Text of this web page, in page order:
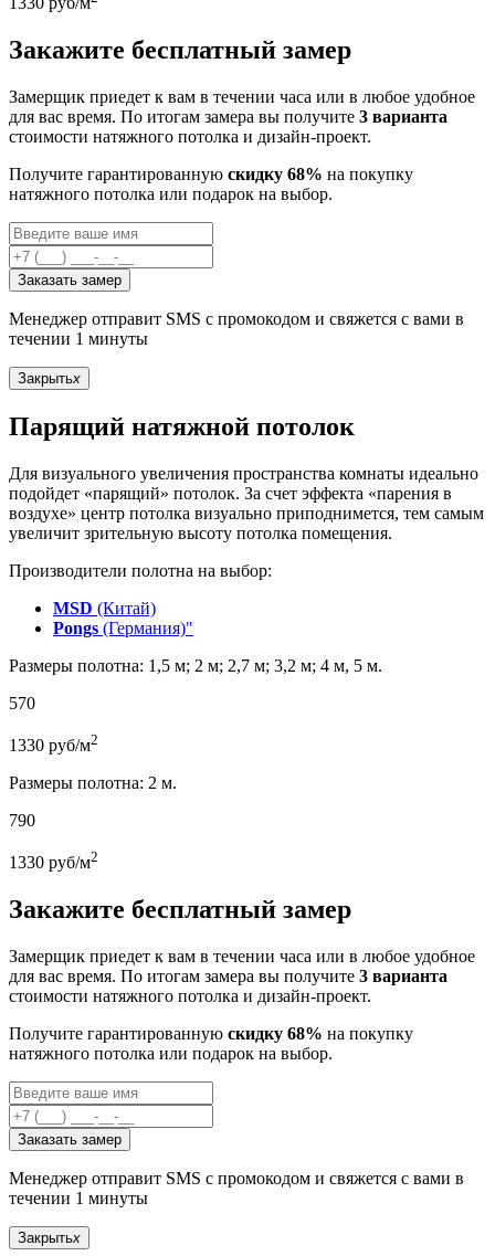
Закажите бесплатный замер
Замерщик приедет к вам в течении часа или в любое удобное
для вас время. По итогам замера вы получите 3 варианта
стоимости натяжного потолка и дизайн-проект.
Получите гарантированную скидку 68% на покупку
натяжного потолка или подарок на выбор.
Заказать замер
Менеджер отправит SMS с промокодом и свяжется с вами в
течении 1 минуты
Закрытьx
Парящий натяжной потолок
Для визуального увеличения пространства комнаты идеально
подойдет «парящий» потолок. За счет эффекта «парения в
воздухе» центр потолка визуально приподнимется, тем самым
увеличит зрительную высоту потолка помещения.
Производители полотна на выбор:
MSD (Китай)
Pongs (Германия)"
Размеры полотна: 1,5 м; 2 м; 2,7 м; 3,2 м; 4 м, 5 м.
570
1330 руб/м2
Размеры полотна: 2 м.
790
1330 руб/м2
Закажите бесплатный замер
Замерщик приедет к вам в течении часа или в любое удобное
для вас время. По итогам замера вы получите 3 варианта
стоимости натяжного потолка и дизайн-проект.
Получите гарантированную скидку 68% на покупку
натяжного потолка или подарок на выбор.
Заказать замер
Менеджер отправит SMS с промокодом и свяжется с вами в
течении 1 минуты
Закрытьx